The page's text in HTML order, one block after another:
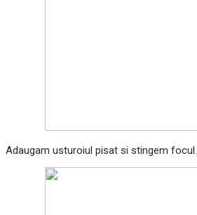
Adaugam usturoiul pisat si stingem focul.